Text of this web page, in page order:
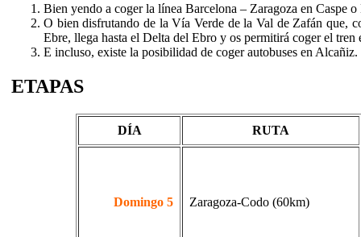
Bien yendo a coger la línea Barcelona – Zaragoza en Caspe o
O bien disfrutando de la Vía Verde de la Val de Zafán que,
Ebre, llega hasta el Delta del Ebro y os permitirá coger el
E incluso, existe la posibilidad de coger autobuses en Alcañiz.
ETAPAS
DÍA RUTA
Domingo 5 Zaragoza-Codo (60km)